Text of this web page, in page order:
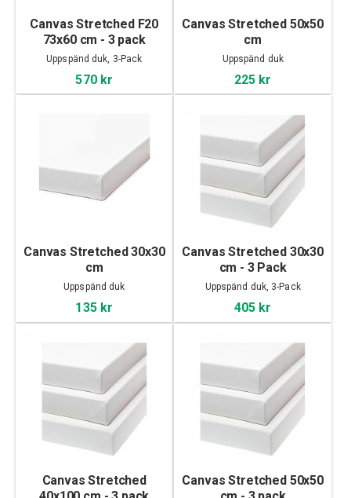
Canvas Stretched F20
73x60 cm - 3 pack
Uppspänd duk, 3-Pack
570 kr
Canvas Stretched 50x50
cm
Uppspänd duk
225 kr
Canvas Stretched 30x30
cm
Uppspänd duk
135 kr
Canvas Stretched 30x30
cm - 3 Pack
Uppspänd duk, 3-Pack
405 kr
Canvas Stretched
Canvas Stretched 50x50